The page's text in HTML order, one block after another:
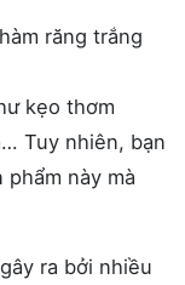
răng trắng
kẹo thơm
Tuy nhiên, bạn
này mà
ra bởi nhiều